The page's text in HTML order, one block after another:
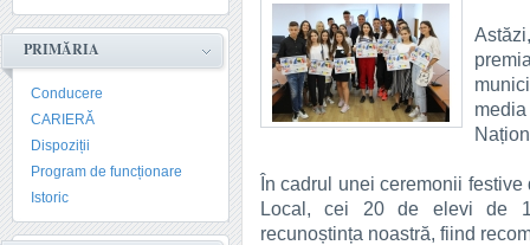
PRIMĂRIA
Conducere
CARIERĂ
Dispoziții
Program de funcționare
Istoric
În cadrul unei ceremonii
Local, cei 20 de elevi de
recunoștința noastră, fiind